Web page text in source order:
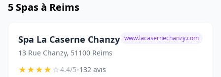
5 Spas à Reims
Spa La Caserne Chanzy
13 Rue Chanzy, 51100 Reims
www.lacasernechanzy.com
★★★★☆4.4/5•132 avis